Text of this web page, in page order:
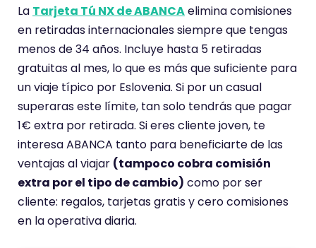
a
r
i
o
t
i
e
n
e
u
n
a
La Tarjeta Tú NX de ABANCAelimina comisiones
en retiradas internacionales siempre que tengas
menos de 34 años. Incluye hasta 5 retiradas
gratuitas al mes, lo que es más que suficiente para
un viaje típico por Eslovenia. Si por un casual
superaras este límite, tan solo tendrás que pagar
1€ extra por retirada. Si eres cliente joven, te
interesa ABANCA tanto para beneficiarte de las
ventajas al viajar (tampoco cobra comisión
extra por el tipo de cambio) como por ser
cliente: regalos, tarjetas gratis y cero comisiones
en la operativa diaria.